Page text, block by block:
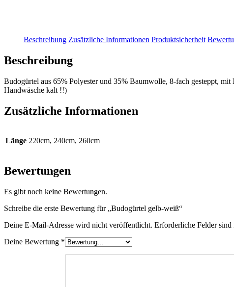
Beschreibung Zusätzliche Informationen Produktsicherheit
Beschreibung
Budogürtel aus 65% Polyester und 35% Baumwolle, 8-fach gesteppt,
Handwäsche kalt !!)
Zusätzliche Informationen
Länge 220cm, 240cm, 260cm
Bewertungen
Es gibt noch keine Bewertungen.
Schreibe die erste Bewertung für „Budogürtel gelb-weiß“
Deine E-Mail-Adresse wird nicht veröffentlicht. Erforderliche Felder sind
Deine Bewertung *